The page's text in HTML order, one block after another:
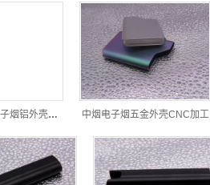
方形梯形缺口侧扣电子烟铝外壳，小电子烟铝外壳CNC加工 中烟电子烟五金外壳CNC加工